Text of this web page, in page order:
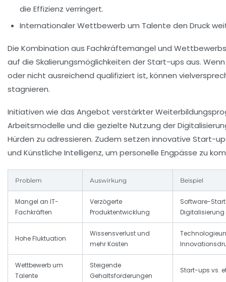
die Effizienz verringert.
Internationaler Wettbewerb um Talente den Druck
Die Kombination aus Fachkräftemangel und
auf die Skalierungsmöglichkeiten der Start-ups aus.
oder nicht ausreichend qualifiziert ist, können
stagnieren.
Initiativen wie das Angebot verstärkter
Arbeitsmodelle und die gezielte Nutzung der
Hürden zu adressieren. Zudem setzen innovative Start-
und Künstliche Intelligenz, um personelle Engpässe zu
Problem Auswirkung Beispiel
Mangel an IT-
Fachkräften
Verzögerte
Produktentwicklung
Software-
Digitalisierung
Hohe Fluktuation
Wissensverlust und
mehr Kosten
Wettbewerb um
Talente
Steigende
Gehaltsforderungen
Start-ups vs.